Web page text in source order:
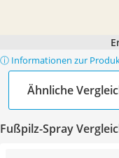
ⓘ Informationen zur
Ähnliche
Fußpilz-Spray